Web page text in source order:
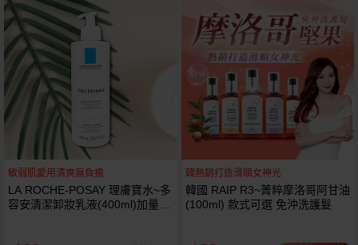
敏弱肌愛用清爽無負擔
LA ROCHE-POSAY 理膚寶水~多
容安清潔卸妝乳液(400ml)加量
韓熱銷打造滑順女神光
韓國 RAIP R3~菁粹摩洛哥阿甘油
(100ml) 款式可選 免沖洗護髮